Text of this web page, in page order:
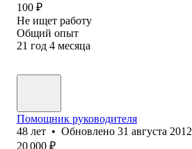
100 ₽
Не ищет работу
Общий опыт
21 год 4 месяца
Помощник руководителя
48 лет • Обновлено 31 августа 2012
20 000 ₽